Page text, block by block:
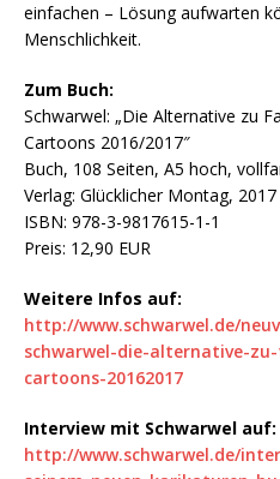
einfachen – Lösung aufwarten
Menschlichkeit.
Zum Buch:
Schwarwel: „Die Alternative zu
Cartoons 2016/2017″
Buch, 108 Seiten, A5 hoch,
Verlag: Glücklicher Montag, 2017
ISBN: 978-3-9817615-1-1
Preis: 12,90 EUR
Weitere Infos auf:
http://www.schwarwel.de/
schwarwel-die-alternative-
cartoons-20162017
Interview mit Schwarwel auf:
http://www.schwarwel.de/